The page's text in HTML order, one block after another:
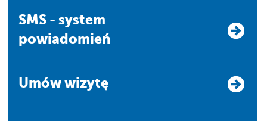
SMS - system
powiadomień
Umów wizytę